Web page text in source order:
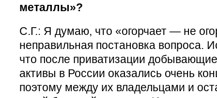
металлы»?
С.Г.: Я думаю, что «огорчает — не
неправильная постановка вопроса.
что после приватизации
активы в России оказались очень
поэтому между их владельцами и